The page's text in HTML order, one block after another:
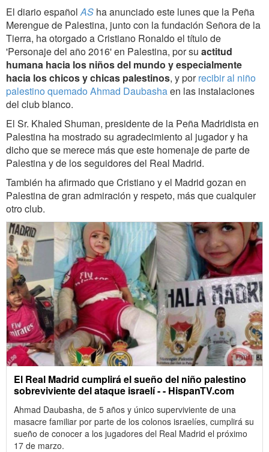
El diario españolAS ha anunciado este lunes que la Peña
Merengue de Palestina, junto con la fundación Señora de la
Tierra, ha otorgado a Cristiano Ronaldo el título de
'Personaje del año 2016' en Palestina, por su actitud
humana hacia los niños del mundo y especialmente
hacia los chicos y chicas palestinos, y porrecibir al niño
palestino quemado Ahmad Daubashaen las instalaciones
del club blanco.
El Sr. Khaled Shuman, presidente de la Peña Madridista en
Palestina ha mostrado su agradecimiento al jugador y ha
dicho que se merece más que este homenaje de parte de
Palestina y de los seguidores del Real Madrid.
También ha afirmado que Cristiano y el Madrid gozan en
Palestina de gran admiración y respeto, más que cualquier
otro club.
El Real Madrid cumplirá el sueño del niño palestino
sobreviviente del ataque israelí - - HispanTV.com
Ahmad Daubasha, de 5 años y único superviviente de una
masacre familiar por parte de los colonos israelíes, cumplirá su
sueño de conocer a los jugadores del Real Madrid el próximo
17 de marzo.